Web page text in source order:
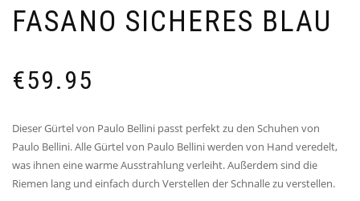
FASANO SICHERES BLAU
€59.95
Dieser Gürtel von Paulo Bellini passt perfekt zu den Schuhen von
Paulo Bellini. Alle Gürtel von Paulo Bellini werden von Hand veredelt,
was ihnen eine warme Ausstrahlung verleiht. Außerdem sind die
Riemen lang und einfach durch Verstellen der Schnalle zu verstellen.